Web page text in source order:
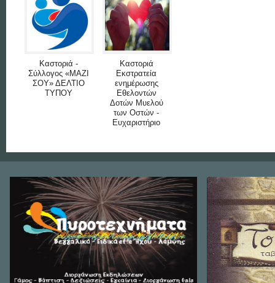
Καστοριά -
Σύλλογος «ΜΑΖΙ
ΣΟΥ» ΔΕΛΤΙΟ
ΤΥΠΟΥ
Καστοριά
Εκστρατεία
ενημέρωσης
Εθελοντών
Δοτών Μυελού
των Οστών -
Ευχαριστήριο